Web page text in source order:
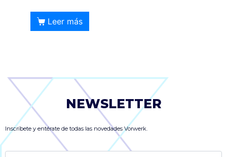
Leer más
NEWSLETTER
Inscríbete y entérate de todas las novedades Vorwerk.